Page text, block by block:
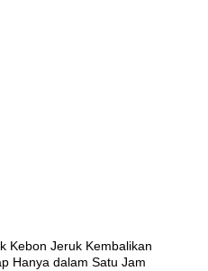
Kebon Jeruk Kembalikan
Hanya dalam Satu Jam